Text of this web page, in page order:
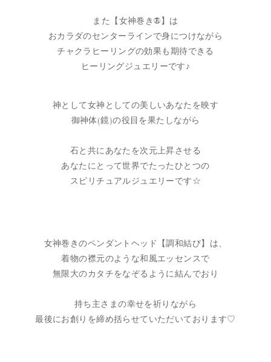
また【女神巻き®】は
おカラダのセンターラインで身につけながら
チャクラヒーリングの効果も期待できる
ヒーリングジュエリーです♪
神として女神としての美しいあなたを映す
御神体(鏡)の役目を果たしながら
石と共にあなたを次元上昇させる
あなたにとって世界でたったひとつの
スピリチュアルジュエリーです☆
女神巻きのペンダントヘッド【調和結び】は、
着物の襟元のような和風エッセンスで
無限大のカタチをなぞるように結んでおり
持ち主さまの幸せを祈りながら
最後にお創りを締め括らせていただいております♡